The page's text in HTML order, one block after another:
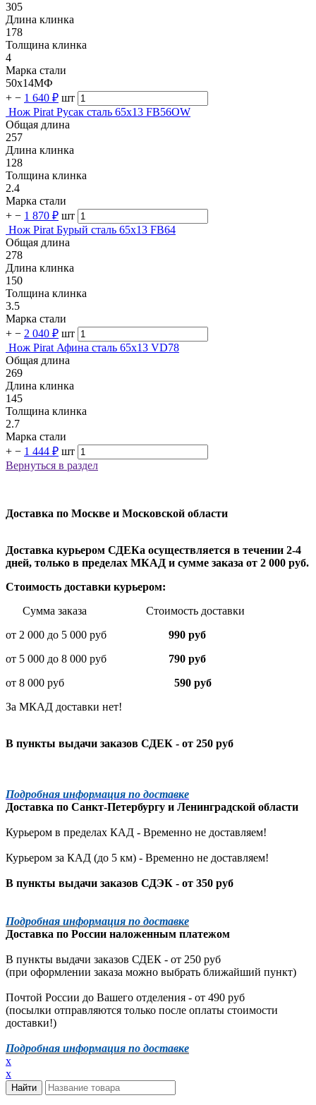
305
Длина клинка
178
Толщина клинка
4
Марка стали
50х14МФ
+ − 1 640 ₽ шт
Нож Pirat Русак сталь 65х13 FB56OW
Общая длина
257
Длина клинка
128
Толщина клинка
2.4
Марка стали
+ − 1 870 ₽ шт
Нож Pirat Бурый сталь 65х13 FB64
Общая длина
278
Длина клинка
150
Толщина клинка
3.5
Марка стали
+ − 2 040 ₽ шт
Нож Pirat Афина сталь 65х13 VD78
Общая длина
269
Длина клинка
145
Толщина клинка
2.7
Марка стали
+ − 1 444 ₽ шт
Вернуться в раздел
Доставка по Москве и Московской области
Доставка курьером СДЕКа осуществляется в течении 2-4
дней, только в пределах МКАД и сумме заказа от 2 000 руб.
Стоимость доставки курьером:
Сумма заказа Стоимость доставки
от 2 000 до 5 000 руб
990 руб
от 5 000 до 8 000 руб 790 руб
от 8 000 руб 590 руб
За МКАД доставки нет!
В пункты выдачи заказов СДЕК - от 250 руб
Подробная информация по доставке
Доставка по Санкт-Петербургу и Ленинградской области
Курьером в пределах КАД - Временно не доставляем!
Курьером за КАД (до 5 км) - Временно не доставляем!
В пункты выдачи заказов СДЭК - от 350 руб
Подробная информация по доставке
Доставка по России наложенным платежом
В пункты выдачи заказов СДЕК - от 250 руб
(при оформлении заказа можно выбрать ближайший пункт)
Почтой России до Вашего отделения - от 490 руб
(посылки отправляются только после оплаты стоимости
доставки!)
Подробная информация по доставке
x
x